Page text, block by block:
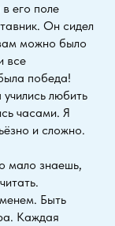
его поле
Он сидел
можно было
все
победа!
любить
часами. Я
и сложно.
мало знаешь,
Быть
Каждая